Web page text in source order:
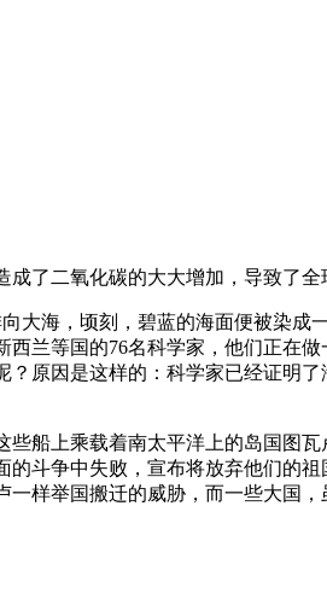
了二氧化碳的大大增加，导致了全
大海，顷刻，碧蓝的海面便被染成
兰等国的76名科学家，他们正在
原因是这样的：科学家已经证明
船上乘载着南太平洋上的岛国图
斗争中失败，宣布将放弃他们的
样举国搬迁的威胁，而一些大国